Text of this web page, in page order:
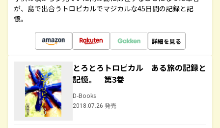
が、島で出合うトロピカルでマジカルな45日間の記録と記
憶。
詳細を見る
とろとろトロピカル ある旅の記録と
記憶。 第3巻
D-Books
2018.07.26 発売